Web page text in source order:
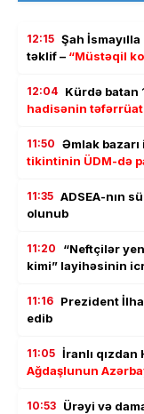
12:15 Şah
təklif – “Müstəqil
12:04 Kürdə batan
hadisənin
11:50 Əmlak
tikintinin ÜDM-də
11:35 ADSEA-nın
olunub
11:20
“Neftçilər
kimi” layihəsinin
11:16 Prezident
edib
11:05 İranlı
Ağdaşlunun
10:53 Ürəyi və